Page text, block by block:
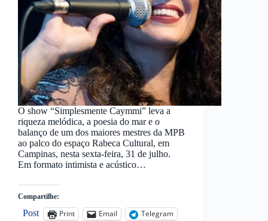
O show “Simplesmente Caymmi” leva a
riqueza melódica, a poesia do mar e o
balanço de um dos maiores mestres da MPB
ao palco do espaço Rabeca Cultural, em
Campinas, nesta sexta-feira, 31 de julho.
Em formato intimista e acústico…
Compartilhe:
Post Print Email
Telegram